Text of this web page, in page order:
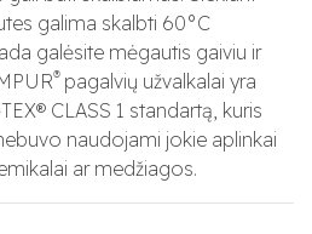
galima skalbti 60°C
galėsite mėgautis gaiviu ir
® pagalvių užvalkalai yra
CLASS 1 standartą, kuris
naudojami jokie aplinkai
ar medžiagos.